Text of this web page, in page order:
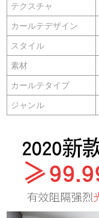
テクスチャ
カールテデザイン
スタイル
素材
カールテタイプ
ジャンル